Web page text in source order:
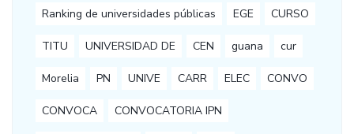
Ranking de universidades públicas EGE CURSO
TITU UNIVERSIDAD DE CEN guana cur
Morelia PN UNIVE CARR ELEC CONVO
CONVOCA CONVOCATORIA IPN